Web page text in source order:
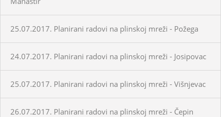
25.07.2017. Planirani radovi na plinskoj mreži - Požega
24.07.2017. Planirani radovi na plinskoj mreži - Josipovac
25.07.2017. Planirani radovi na plinskoj mreži - Višnjevac
26.07.2017. Planirani radovi na plinskoj mreži - Čepin